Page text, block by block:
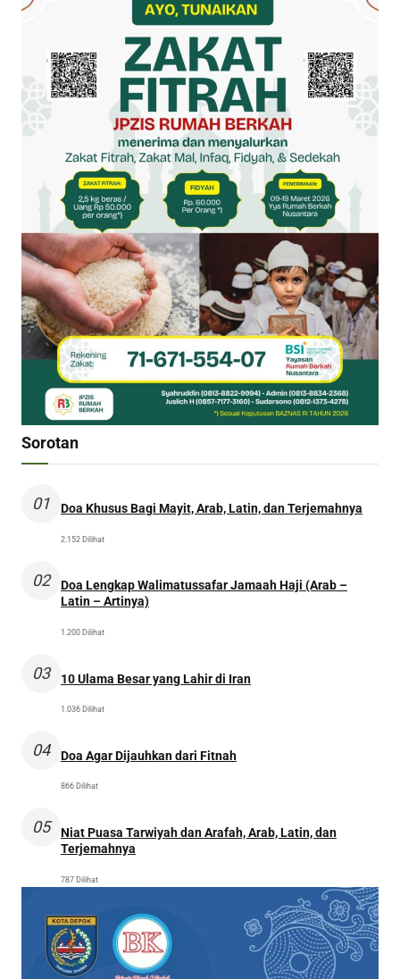
Sorotan
01 Doa Khusus Bagi Mayit, Arab, Latin, dan Terjemahnya
2.152 Dilihat
02
Doa Lengkap Walimatussafar Jamaah Haji (Arab –
Latin – Artinya)
1.200 Dilihat
03 10 Ulama Besar yang Lahir di Iran
1.036 Dilihat
04 Doa Agar Dijauhkan dari Fitnah
866 Dilihat
05
Niat Puasa Tarwiyah dan Arafah, Arab, Latin, dan
Terjemahnya
787 Dilihat